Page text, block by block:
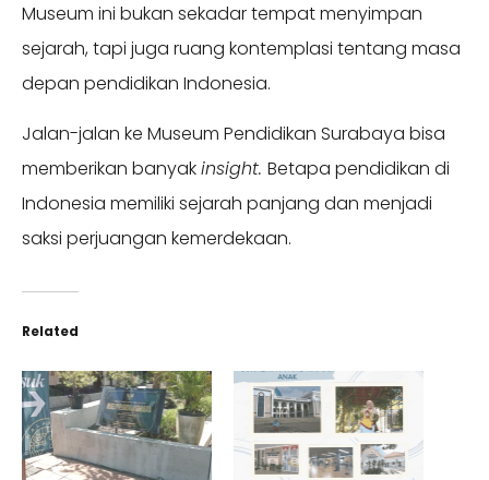
Museum ini bukan sekadar tempat menyimpan
sejarah, tapi juga ruang kontemplasi tentang masa
depan pendidikan Indonesia.
Jalan-jalan ke Museum Pendidikan Surabaya bisa
memberikan banyakinsight. Betapa pendidikan di
Indonesia memiliki sejarah panjang dan menjadi
saksi perjuangan kemerdekaan.
Related